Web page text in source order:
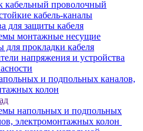
кабельный проволочный
кабель-каналы
для защиты кабеля
монтажные несущие
для прокладки кабеля
напряжения и устройства
и подпольных каналов,
колон
напольных и подпольных
электромонтажных колон